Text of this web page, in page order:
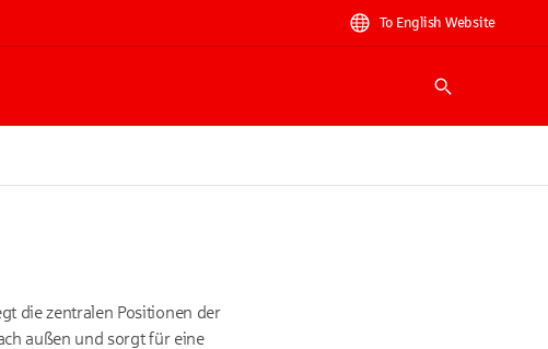
To English Website
Suche
die zentralen Positionen der
außen und sorgt für eine